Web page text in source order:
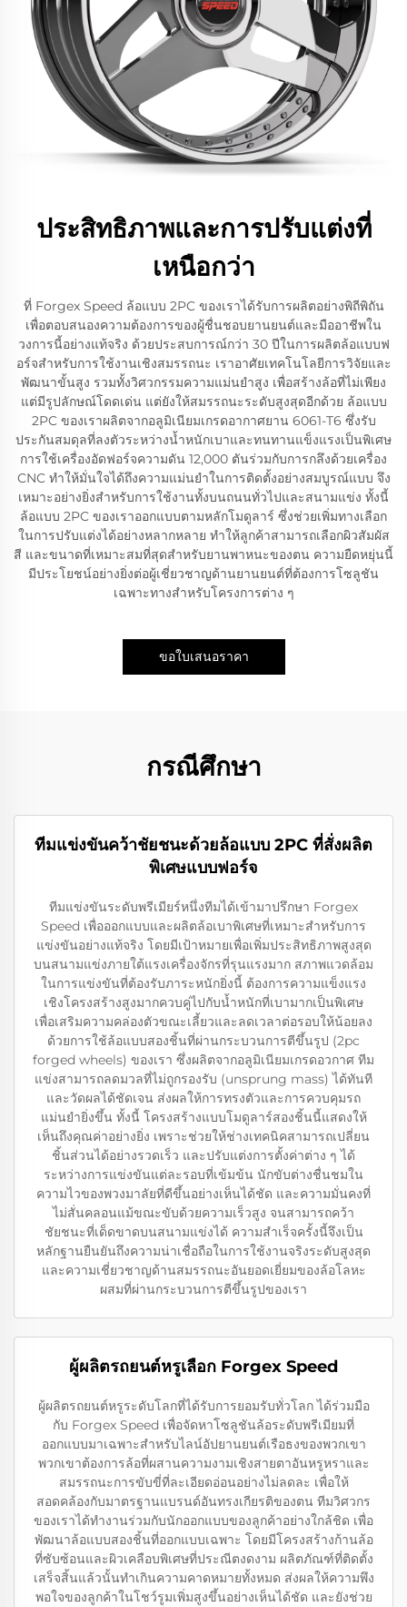
ประสิทธิภาพและการปรับแต่งที่
เหนือกว่า
ที่ Forgex Speed ล้อแบบ 2PC ของเราได้รับการผลิตอย่างพิถีพิถัน
เพื่อตอบสนองความต้องการของผู้ชื่นชอบยานยนต์และมืออาชีพใน
วงการนี้อย่างแท้จริง ด้วยประสบการณ์กว่า 30 ปีในการผลิตล้อแบบฟ
อร์จสำหรับการใช้งานเชิงสมรรถนะ เราอาศัยเทคโนโลยีการวิจัยและ
พัฒนาขั้นสูง รวมทั้งวิศวกรรมความแม่นยำสูง เพื่อสร้างล้อที่ไม่เพียง
แต่มีรูปลักษณ์โดดเด่น แต่ยังให้สมรรถนะระดับสูงสุดอีกด้วย ล้อแบบ
2PC ของเราผลิตจากอลูมิเนียมเกรดอากาศยาน 6061-T6 ซึ่งรับ
ประกันสมดุลที่ลงตัวระหว่างน้ำหนักเบาและทนทานแข็งแรงเป็นพิเศษ
การใช้เครื่องอัดฟอร์จความดัน 12,000 ตันร่วมกับการกลึงด้วยเครื่อง
CNC ทำให้มั่นใจได้ถึงความแม่นยำในการติดตั้งอย่างสมบูรณ์แบบ จึง
เหมาะอย่างยิ่งสำหรับการใช้งานทั้งบนถนนทั่วไปและสนามแข่ง ทั้งนี้
ล้อแบบ 2PC ของเราออกแบบตามหลักโมดูลาร์ ซึ่งช่วยเพิ่มทางเลือก
ในการปรับแต่งได้อย่างหลากหลาย ทำให้ลูกค้าสามารถเลือกผิวสัมผัส
สี และขนาดที่เหมาะสมที่สุดสำหรับยานพาหนะของตน ความยืดหยุ่นนี้
มีประโยชน์อย่างยิ่งต่อผู้เชี่ยวชาญด้านยานยนต์ที่ต้องการโซลูชัน
เฉพาะทางสำหรับโครงการต่าง ๆ
ขอใบเสนอราคา
กรณีศึกษา
ทีมแข่งขันคว้าชัยชนะด้วยล้อแบบ 2PC ที่สั่งผลิต
พิเศษแบบฟอร์จ
ทีมแข่งขันระดับพรีเมียร์หนึ่งทีมได้เข้ามาปรึกษา Forgex
Speed เพื่อออกแบบและผลิตล้อเบาพิเศษที่เหมาะสำหรับการ
แข่งขันอย่างแท้จริง โดยมีเป้าหมายเพื่อเพิ่มประสิทธิภาพสูงสุด
บนสนามแข่งภายใต้แรงเครื่องจักรที่รุนแรงมาก สภาพแวดล้อม
ในการแข่งขันที่ต้องรับภาระหนักยิ่งนี้ ต้องการความแข็งแรง
เชิงโครงสร้างสูงมากควบคู่ไปกับน้ำหนักที่เบามากเป็นพิเศษ
เพื่อเสริมความคล่องตัวขณะเลี้ยวและลดเวลาต่อรอบให้น้อยลง
ด้วยการใช้ล้อแบบสองชิ้นที่ผ่านกระบวนการตีขึ้นรูป (2pc
forged wheels) ของเรา ซึ่งผลิตจากอลูมิเนียมเกรดอวกาศ ทีม
แข่งสามารถลดมวลที่ไม่ถูกรองรับ (unsprung mass) ได้ทันที
และวัดผลได้ชัดเจน ส่งผลให้การทรงตัวและการควบคุมรถ
แม่นยำยิ่งขึ้น ทั้งนี้ โครงสร้างแบบโมดูลาร์สองชิ้นนี้แสดงให้
เห็นถึงคุณค่าอย่างยิ่ง เพราะช่วยให้ช่างเทคนิคสามารถเปลี่ยน
ชิ้นส่วนได้อย่างรวดเร็ว และปรับแต่งการตั้งค่าต่าง ๆ ได้
ระหว่างการแข่งขันแต่ละรอบที่เข้มข้น นักขับต่างชื่นชมใน
ความไวของพวงมาลัยที่ดีขึ้นอย่างเห็นได้ชัด และความมั่นคงที่
ไม่สั่นคลอนแม้ขณะขับด้วยความเร็วสูง จนสามารถคว้า
ชัยชนะที่เด็ดขาดบนสนามแข่งได้ ความสำเร็จครั้งนี้จึงเป็น
หลักฐานยืนยันถึงความน่าเชื่อถือในการใช้งานจริงระดับสูงสุด
และความเชี่ยวชาญด้านสมรรถนะอันยอดเยี่ยมของล้อโลหะ
ผสมที่ผ่านกระบวนการตีขึ้นรูปของเรา
ผู้ผลิตรถยนต์หรูเลือก Forgex Speed
ผู้ผลิตรถยนต์หรูระดับโลกที่ได้รับการยอมรับทั่วโลก ได้ร่วมมือ
กับ Forgex Speed เพื่อจัดหาโซลูชันล้อระดับพรีเมียมที่
ออกแบบมาเฉพาะสำหรับไลน์อัปยานยนต์เรือธงของพวกเขา
พวกเขาต้องการล้อที่ผสานความงามเชิงสายตาอันหรูหราและ
สมรรถนะการขับขี่ที่ละเอียดอ่อนอย่างไม่ลดละ เพื่อให้
สอดคล้องกับมาตรฐานแบรนด์อันทรงเกียรติของตน ทีมวิศวกร
ของเราได้ทำงานร่วมกับนักออกแบบของลูกค้าอย่างใกล้ชิด เพื่อ
พัฒนาล้อแบบสองชิ้นที่ออกแบบเฉพาะ โดยมีโครงสร้างก้านล้อ
ที่ซับซ้อนและผิวเคลือบพิเศษที่ประณีตงดงาม ผลิตภัณฑ์ที่ติดตั้ง
เสร็จสิ้นแล้วนั้นทำเกินความคาดหมายทั้งหมด ส่งผลให้ความพึง
พอใจของลูกค้าในโชว์รูมเพิ่มสูงขึ้นอย่างเห็นได้ชัด และยังช่วย